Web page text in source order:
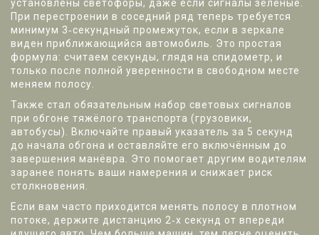
установлены светофоры, даже если сигналы зелёные.
При перестроении в соседний ряд теперь требуется
минимум 3‑секундный промежуток, если в зеркале
виден приближающийся автомобиль. Это простая
формула: считаем секунды, глядя на спидометр, и
только после полной уверенности в свободном месте
меняем полосу.
Также стал обязательным набор световых сигналов
при обгоне тяжёлого транспорта (грузовики,
автобусы). Включайте правый указатель за 5 секунд
до начала обгона и оставляйте его включённым до
завершения манёвра. Это помогает другим водителям
заранее понять ваши намерения и снижает риск
столкновения.
Если вам часто приходится менять полосу в плотном
потоке, держите дистанцию 2‑х секунд от впереди